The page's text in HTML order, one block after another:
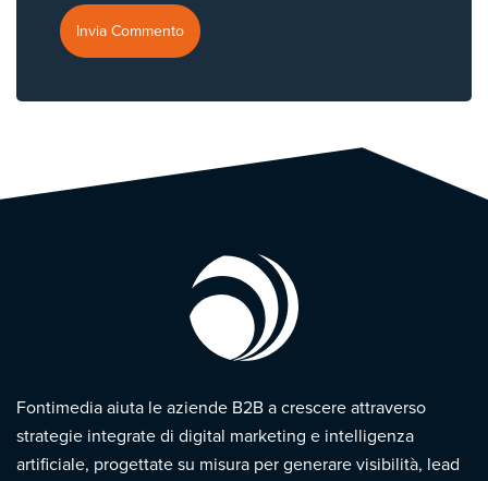
Fontimedia aiuta le aziende B2B a crescere attraverso
strategie integrate di digital marketing e intelligenza
artificiale, progettate su misura per generare visibilità, lead